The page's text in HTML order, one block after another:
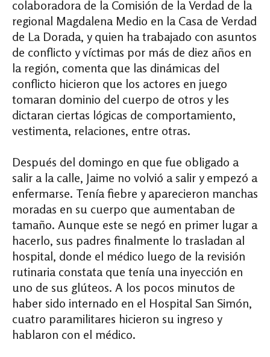
colaboradora de la Comisión de la Verdad de la
regional Magdalena Medio en la Casa de Verdad
de La Dorada, y quien ha trabajado con asuntos
de conflicto y víctimas por más de diez años en
la región, comenta que las dinámicas del
conflicto hicieron que los actores en juego
tomaran dominio del cuerpo de otros y les
dictaran ciertas lógicas de comportamiento,
vestimenta, relaciones, entre otras.
Después del domingo en que fue obligado a
salir a la calle, Jaime no volvió a salir y empezó a
enfermarse. Tenía fiebre y aparecieron manchas
moradas en su cuerpo que aumentaban de
tamaño. Aunque este se negó en primer lugar a
hacerlo, sus padres finalmente lo trasladan al
hospital, donde el médico luego de la revisión
rutinaria constata que tenía una inyección en
uno de sus glúteos. A los pocos minutos de
haber sido internado en el Hospital San Simón,
cuatro paramilitares hicieron su ingreso y
hablaron con el médico.